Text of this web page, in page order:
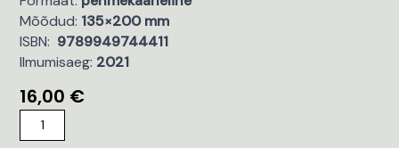
Mõõdud: 135×200 mm
ISBN: 9789949744411
Ilmumisaeg: 2021
16,00 €
Albert
Lihhanov